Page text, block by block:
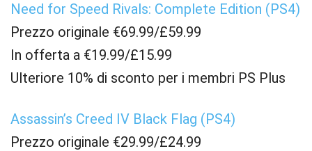
Need for Speed Rivals: Complete Edition (PS4)
Prezzo originale €69.99/£59.99
In offerta a €19.99/£15.99
Ulteriore 10% di sconto per i membri PS Plus
Assassin’s Creed IV Black Flag (PS4)
Prezzo originale €29.99/£24.99